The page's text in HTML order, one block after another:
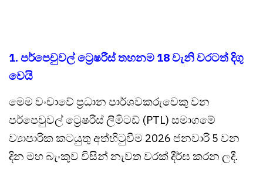
1. පර්පෙචුවල් ට්‍රෙෂරීස් තහනම 18 වැනි වරටත් දිගු
වෙයි
මෙම වංචාවේ ප්‍රධාන පාර්ශවකරුවෙකු වන
පර්පෙචුවල් ට්‍රෙෂරීස් ලිමිටඩ් (PTL) සමාගමේ
ව්‍යාපාරික කටයුතු අත්හිටුවීම 2026 ජනවාරි 5 වන
දින මහ බැංකුව විසින් නැවත වරක් දීර්ඝ කරන ලදී.